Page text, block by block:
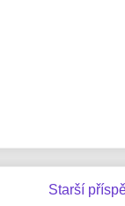
Starší